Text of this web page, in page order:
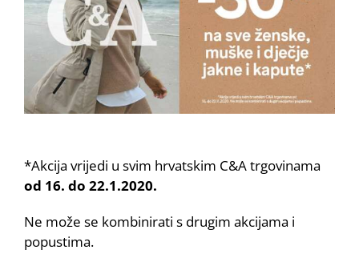
*Akcija vrijedi u svim hrvatskim C&A trgovinama
od 16. do 22.1.2020.
Ne može se kombinirati s drugim akcijama i
popustima.